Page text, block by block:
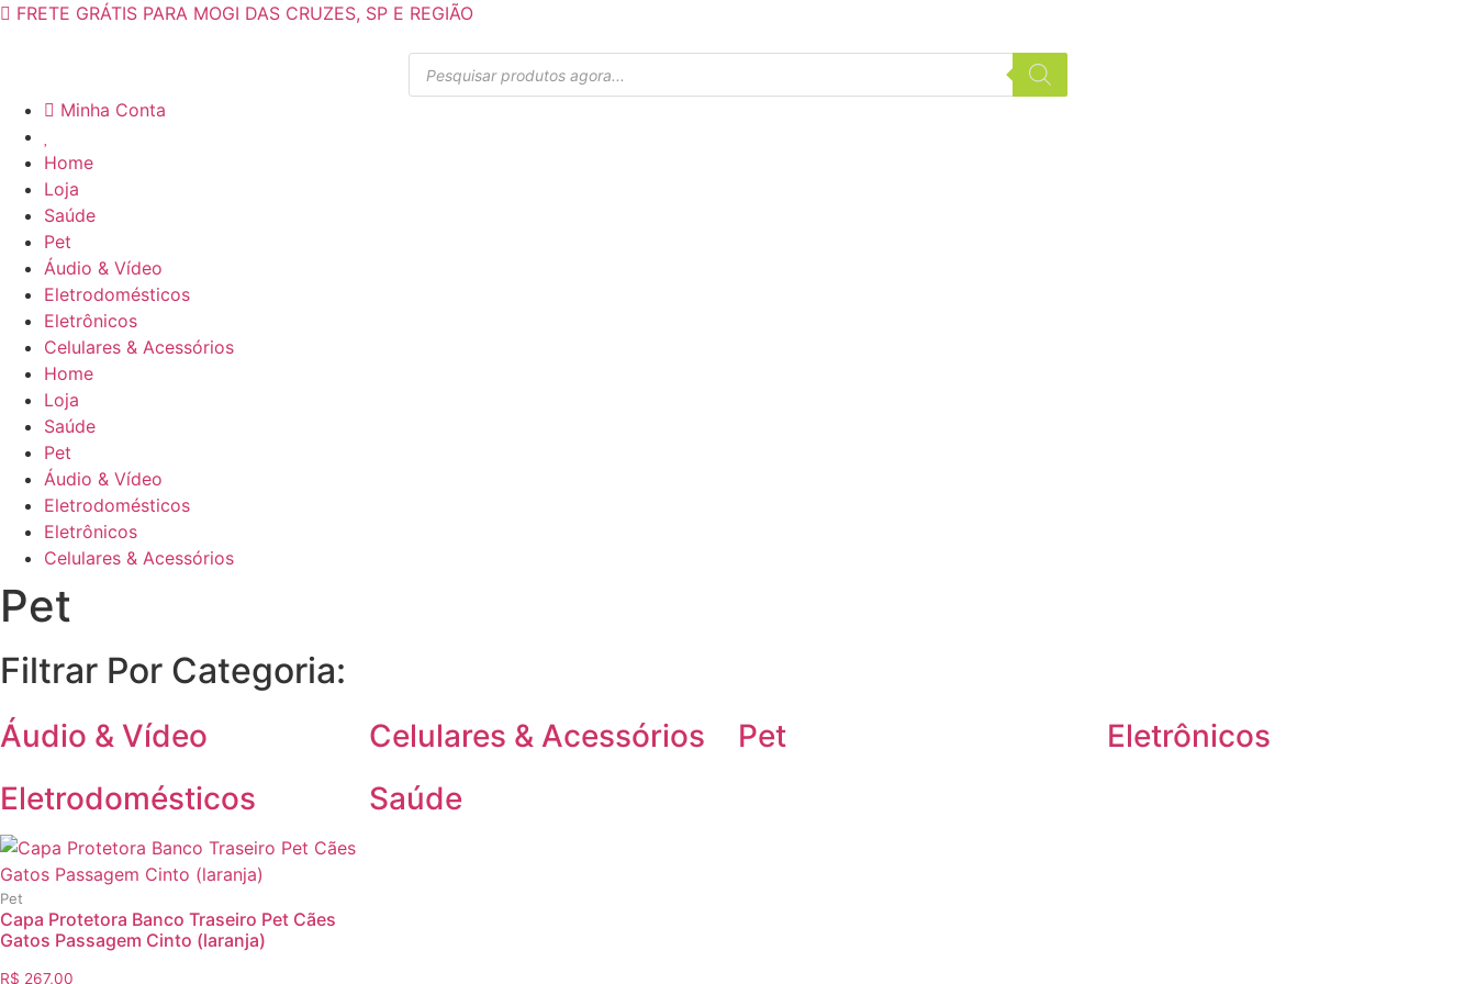
Ir FRETE GRÁTIS PARA MOGI DAS CRUZES, SP E REGIÃO
Pesquisar
produtos
Minha Conta
Home
Loja
Saúde
Pet
Áudio & Vídeo
Eletrodomésticos
Eletrônicos
Celulares & Acessórios
Home
Loja
Saúde
Pet
Áudio & Vídeo
Eletrodomésticos
Eletrônicos
Celulares & Acessórios
Pet
Filtrar Por Categoria:
Áudio & Vídeo Celulares & Acessórios Pet
Eletrônicos
Eletrodomésticos
Saúde
Pet
Capa Protetora Banco Traseiro Pet Cães
Gatos Passagem Cinto (laranja)
R$ 267,00